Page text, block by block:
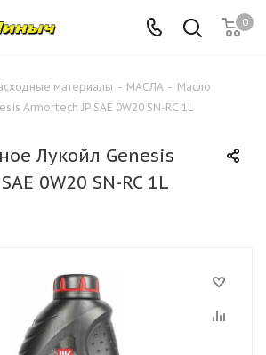
0
материалы - МАСЛА - Масло
Armortech JP SAE 0W20 SN-RC 1L
Лукойл Genesis
0W20 SN-RC 1L